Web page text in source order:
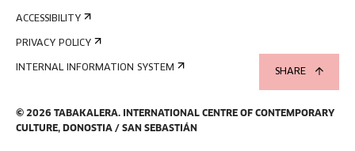
SHARE
© 2026 TABAKALERA.
INTERNATIONAL CENTRE OF CONTEMPORARY
CULTURE, DONOSTIA / SAN SEBASTIÁN
ACCESSIBILITY
PRIVACY POLICY
INTERNAL INFORMATION SYSTEM